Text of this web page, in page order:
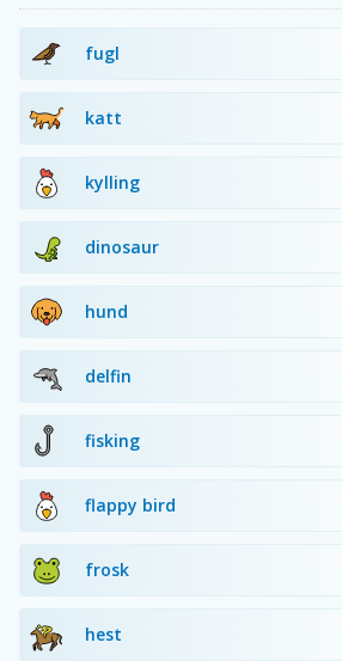
fugl
katt
kylling
dinosaur
hund
delfin
fisking
flappy bird
frosk
hest